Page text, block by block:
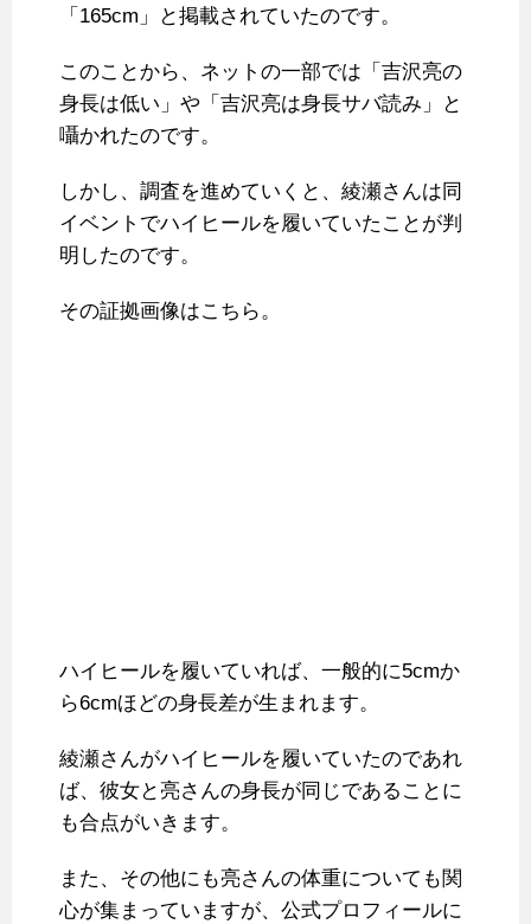
「165cm」と掲載されていたのです。
このことから、ネットの一部では「吉沢亮の
身長は低い」や「吉沢亮は身長サバ読み」と
囁かれたのです。
しかし、調査を進めていくと、綾瀬さんは同
イベントでハイヒールを履いていたことが判
明したのです。
その証拠画像はこちら。
ハイヒールを履いていれば、一般的に5cmか
ら6cmほどの身長差が生まれます。
綾瀬さんがハイヒールを履いていたのであれ
ば、彼女と亮さんの身長が同じであることに
も合点がいきます。
また、その他にも亮さんの体重についても関
心が集まっていますが、公式プロフィールに